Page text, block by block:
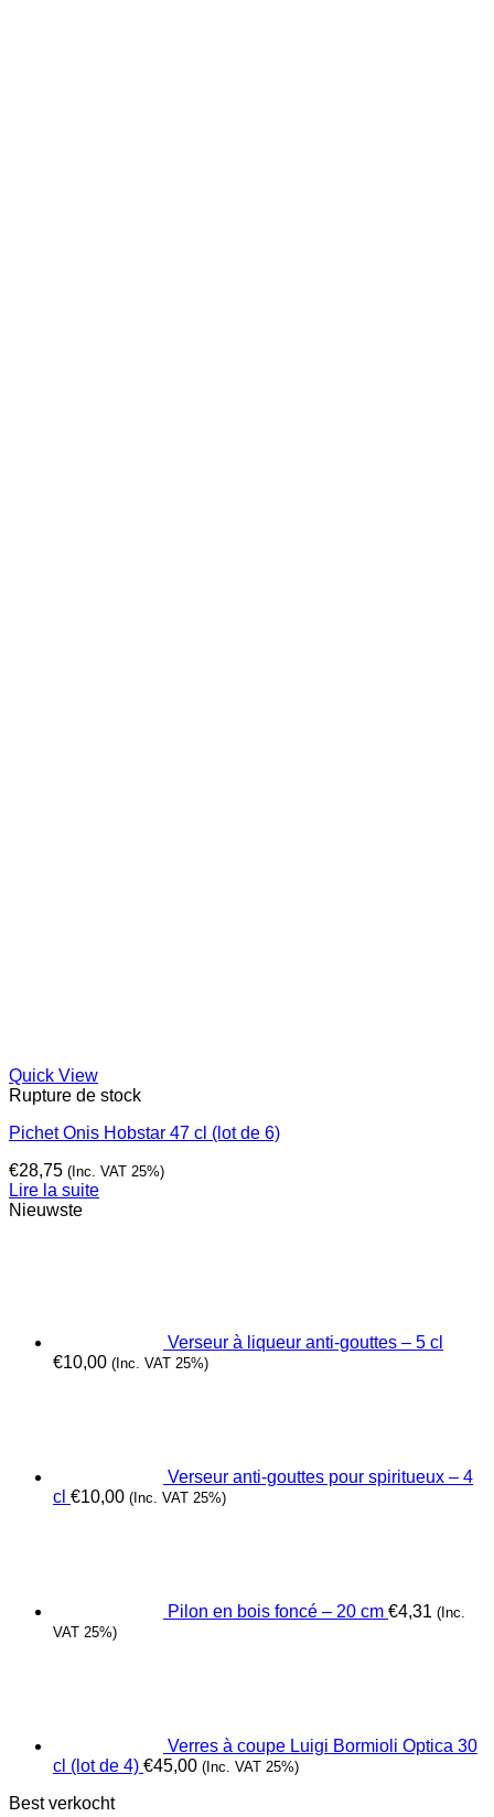
Quick View
Rupture de stock
Pichet Onis Hobstar 47 cl (lot de 6)
€28,75 (Inc. VAT 25%)
Lire la suite
Nieuwste
Verseur à liqueur anti-gouttes – 5 cl
€10,00 (Inc. VAT 25%)
Verseur anti-gouttes pour spiritueux – 4
cl €10,00 (Inc. VAT 25%)
Pilon en bois foncé – 20 cm €4,31 (Inc.
VAT 25%)
Verres à coupe Luigi Bormioli Optica 30
cl (lot de 4) €45,00 (Inc. VAT 25%)
Best verkocht